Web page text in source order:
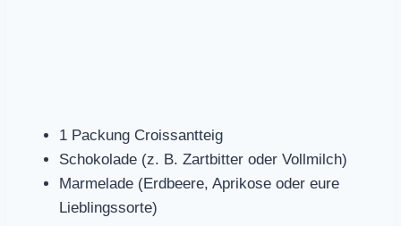
1 Packung Croissantteig
Schokolade (z. B. Zartbitter oder Vollmilch)
Marmelade (Erdbeere, Aprikose oder eure
Lieblingssorte)